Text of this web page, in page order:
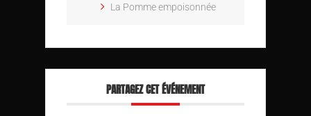
La Pomme empoisonnée
PARTAGEZ CET ÉVÉNEMENT